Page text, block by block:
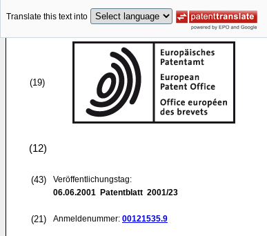
Translate this text into
(19)
(12)
(43)
Veröffentlichungstag:
06.06.2001 Patentblatt 2001/23
(21) Anmeldenummer: 00121535.9